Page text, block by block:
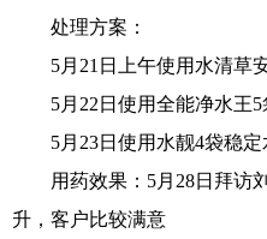
处理方案：
5月21日上午使用水清草安
5月22日使用全能净水王5
5月23日使用水靓4袋稳定
用药效果：5月28日拜访
升，客户比较满意